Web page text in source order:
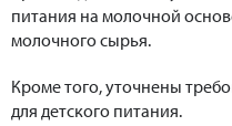
питания на молочной
молочного сырья.
Кроме того, уточнены
для детского питания.